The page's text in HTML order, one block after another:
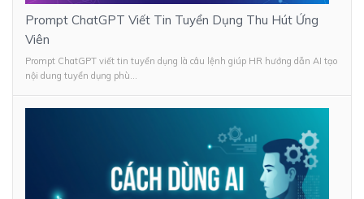
Prompt ChatGPT Viết Tin Tuyển Dụng Thu Hút Ứng
Viên
Prompt ChatGPT viết tin tuyển dụng là câu lệnh giúp HR hướng dẫn AI tạo
nội dung tuyển dụng phù...